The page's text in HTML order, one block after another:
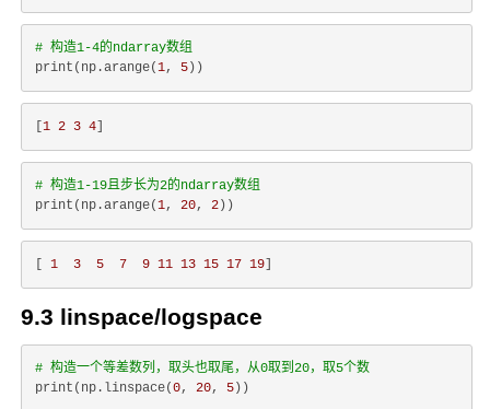
# 构造1-4的ndarray数组
print(np.arange(1, 5
1 2 3 4
# 构造1-19且步长为2的ndarray数组
print(np.arange(1, 20, 2
1 3 5 7 9 11 13 15 17 19
9.3 linspace/logspace
# 构造一个等差数列，取头也取尾，从0取到20，取5个数
print(np.linspace(0, 20, 5